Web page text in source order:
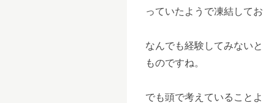
っていたようで凍結して
なんでも経験してみない
ものですね。
でも頭で考えていること